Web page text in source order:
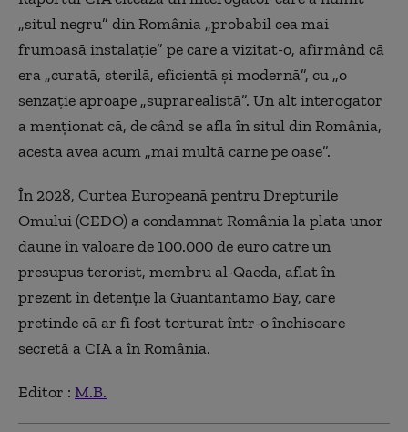
„situl negru” din România „probabil cea mai
frumoasă instalaţie” pe care a vizitat-o, afirmând că
era „curată, sterilă, eficientă şi modernă”, cu „o
senzaţie aproape „suprarealistă”. Un alt interogator
a menţionat că, de când se afla în situl din România,
acesta avea acum „mai multă carne pe oase”.
În 2028, Curtea Europeană pentru Drepturile
Omului (CEDO) a condamnat România la plata unor
daune în valoare de 100.000 de euro către un
presupus terorist, membru al-Qaeda, aflat în
prezent în detenție la Guantantamo Bay, care
pretinde că ar fi fost torturat într-o închisoare
secretă a CIA a în România.
Editor : M.B.